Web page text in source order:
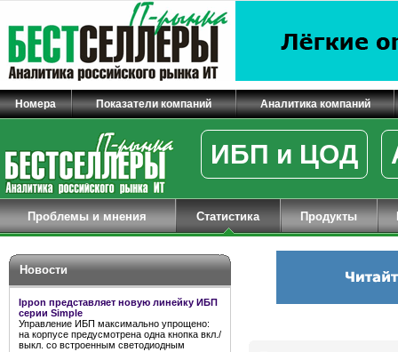
Номера Показатели компаний Аналитика компаний
ИБП и ЦОД
Проблемы и мнения Статистика Продукты
Новости
Ippon представляет новую линейку ИБП
серии Simple
Управление ИБП максимально упрощено:
на корпусе предусмотрена одна кнопка вкл./
выкл. со встроенным светодиодным